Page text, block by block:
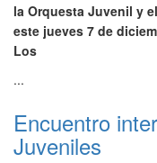
la Orquesta Juvenil y
este jueves 7 de
Los
...
Encuentro
Juveniles